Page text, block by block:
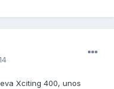
Xciting 400, unos